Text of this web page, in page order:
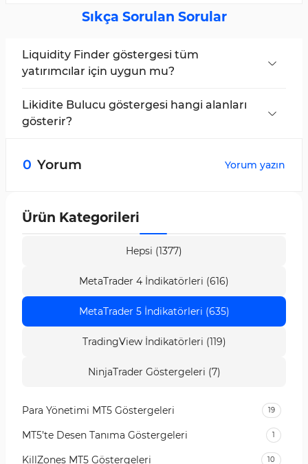
Sıkça Sorulan Sorular
Liquidity Finder göstergesi tüm
yatırımcılar için uygun mu?
uygundur. Ancak LF göstergesi, en yaygın
olarak ICT ve Smart Money ticaret stillerini takip
Likidite Bulucu göstergesi hangi alanları
gösterir?
0 Yorum Yorum yazın
Ürün Kategorileri
Hepsi (1377)
MetaTrader 4 İndikatörleri (616)
MetaTrader 5 İndikatörleri (635)
TradingView İndikatörleri (119)
NinjaTrader Göstergeleri (7)
Para Yönetimi MT5 Göstergeleri 19
MT5’te Desen Tanıma Göstergeleri 1
KillZones MT5 Göstergeleri 10